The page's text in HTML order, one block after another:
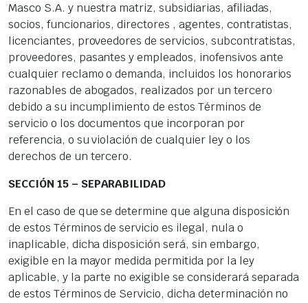
Masco S.A. y nuestra matriz, subsidiarias, afiliadas,
socios, funcionarios, directores , agentes, contratistas,
licenciantes, proveedores de servicios, subcontratistas,
proveedores, pasantes y empleados, inofensivos ante
cualquier reclamo o demanda, incluidos los honorarios
razonables de abogados, realizados por un tercero
debido a su incumplimiento de estos Términos de
servicio o los documentos que incorporan por
referencia, o su violación de cualquier ley o los
derechos de un tercero.
SECCIÓN 15 – SEPARABILIDAD
En el caso de que se determine que alguna disposición
de estos Términos de servicio es ilegal, nula o
inaplicable, dicha disposición será, sin embargo,
exigible en la mayor medida permitida por la ley
aplicable, y la parte no exigible se considerará separada
de estos Términos de Servicio, dicha determinación no